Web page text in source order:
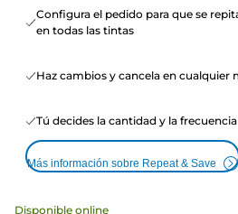
Configura el pedido para que se
en todas las tintas
Haz cambios y cancela en cualquier
Tú decides la cantidad y la
Más información sobre Repeat & Save
Disponible online